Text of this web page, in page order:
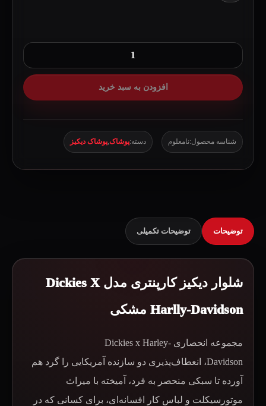
شلوار
دیکیز
کارپنتری
Dickies
X
عدد
افزودن به سبد خرید
شناسه محصول:نامعلوم دسته:پوشاک,پوشاک دیکیز
توضیحات توضیحات تکمیلی
شلوار دیکیز کارپنتری مدل Dickies X
Harlly-Davidson مشکی
مجموعه انحصاری Dickies x Harley-
Davidson، انعطاف‌پذیری دو سازنده آمریکایی را گرد هم
آورده تا سبکی منحصر به فرد، آمیخته با میراث
موتورسیکلت و لباس کار افسانه‌ای، برای کسانی که در